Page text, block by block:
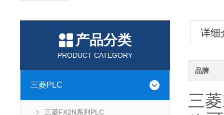
产品分类
PRODUCT CATEGORY
三菱PLC
三菱FX2N系列PLC
详细
品牌
三